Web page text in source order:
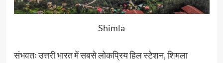
Shimla
संभवतः उत्तरी भारत में सबसे लोकप्रिय हिल स्टेशन, शिमला